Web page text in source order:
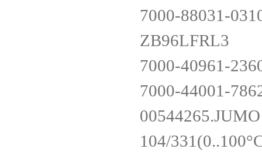
7000-88031-
ZB96LFRL3
7000-40961-
7000-44001-
104/